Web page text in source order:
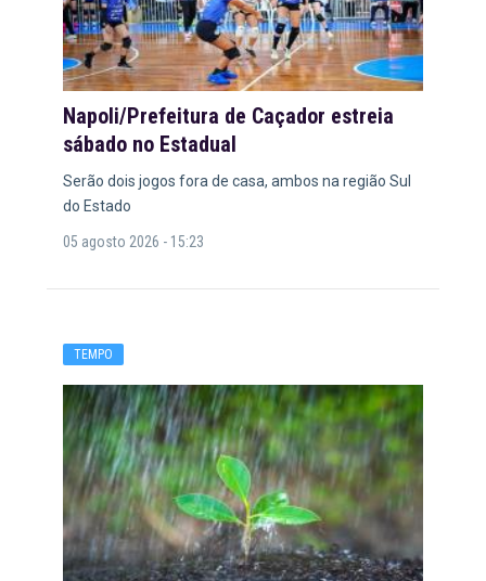
Napoli/Prefeitura de Caçador estreia
sábado no Estadual
Serão dois jogos fora de casa, ambos na região Sul
do Estado
05 agosto 2026 - 15:23
TEMPO